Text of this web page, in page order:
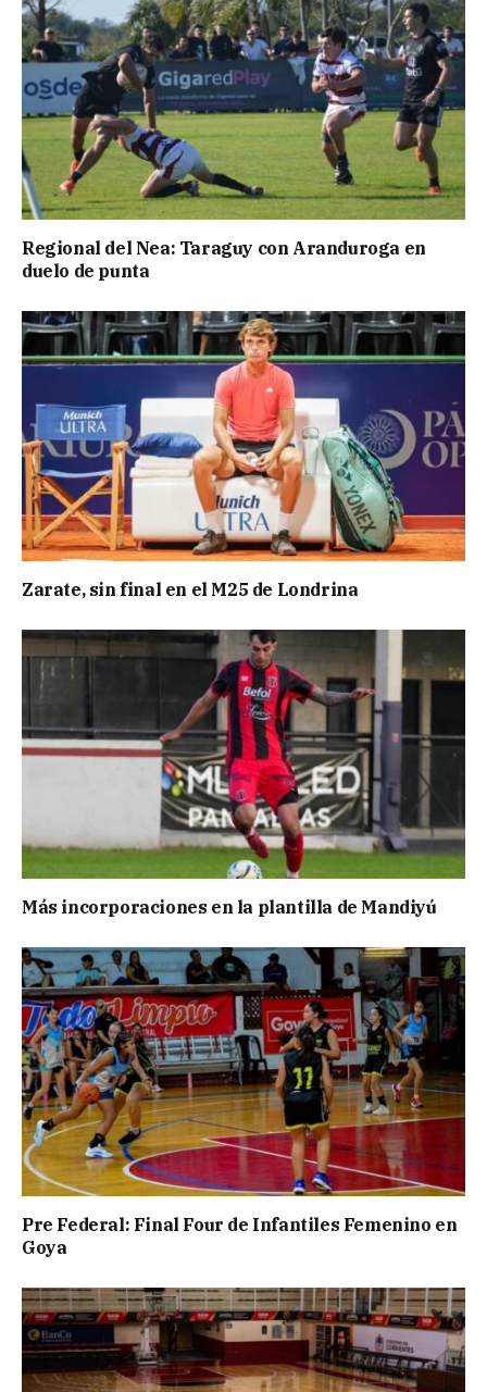
Regional del Nea: Taraguy con Aranduroga en
duelo de punta
Zarate, sin final en el M25 de Londrina
Más incorporaciones en la plantilla de Mandiyú
Pre Federal: Final Four de Infantiles Femenino en
Goya